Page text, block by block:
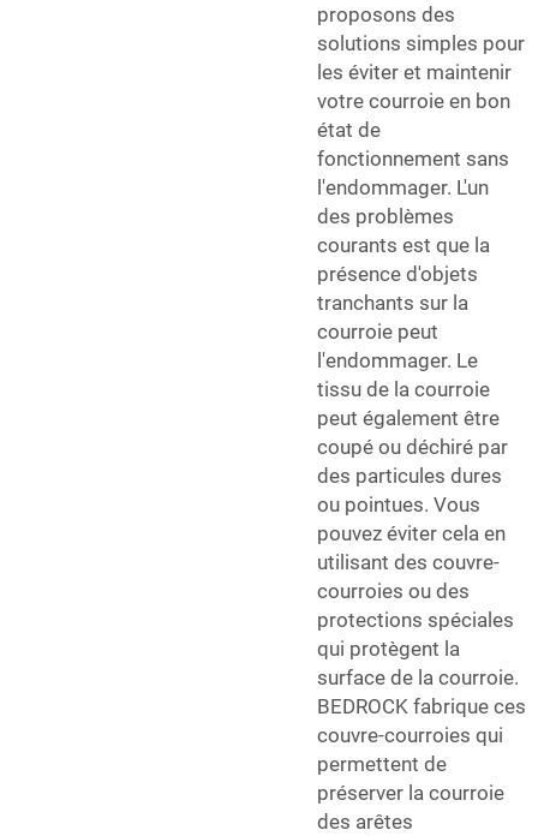
proposons des
solutions simples pour
les éviter et maintenir
votre courroie en bon
état de
fonctionnement sans
l'endommager. L'un
des problèmes
courants est que la
présence d'objets
tranchants sur la
courroie peut
l'endommager. Le
tissu de la courroie
peut également être
coupé ou déchiré par
des particules dures
ou pointues. Vous
pouvez éviter cela en
utilisant des couvre-
courroies ou des
protections spéciales
qui protègent la
surface de la courroie.
BEDROCK fabrique ces
couvre-courroies qui
permettent de
préserver la courroie
des arêtes